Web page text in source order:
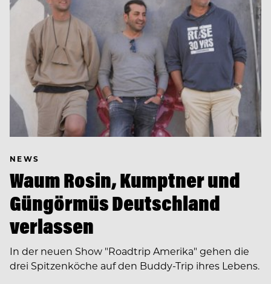
NEWS
Waum Rosin, Kumptner und
Güngörmüs Deutschland
verlassen
In der neuen Show "Roadtrip Amerika" gehen die
drei Spitzenköche auf den Buddy-Trip ihres Lebens.